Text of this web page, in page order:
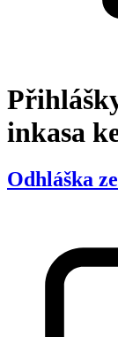
inkasa
Odhláška